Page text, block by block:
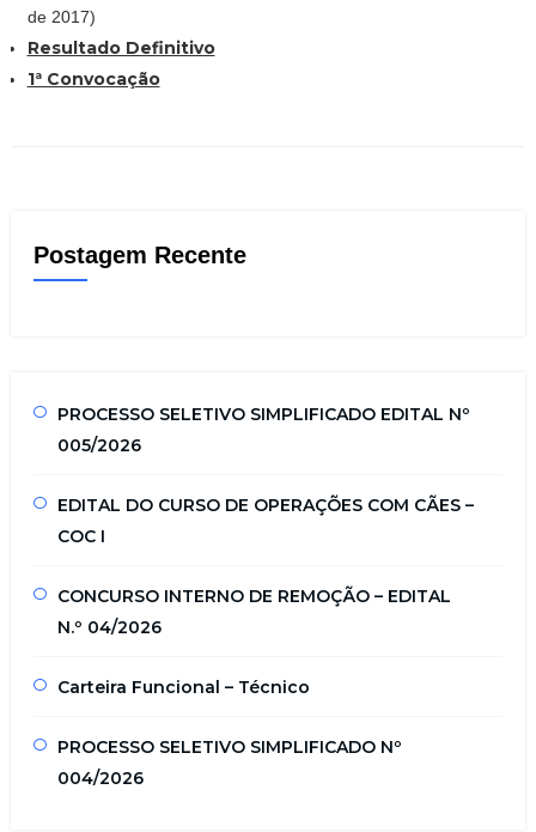
de 2017)
Resultado Definitivo
1ª Convocação
Postagem Recente
PROCESSO SELETIVO SIMPLIFICADO EDITAL Nº
005/2026
EDITAL DO CURSO DE OPERAÇÕES COM CÃES –
COC I
CONCURSO INTERNO DE REMOÇÃO – EDITAL
N.º 04/2026
Carteira Funcional – Técnico
PROCESSO SELETIVO SIMPLIFICADO Nº
004/2026